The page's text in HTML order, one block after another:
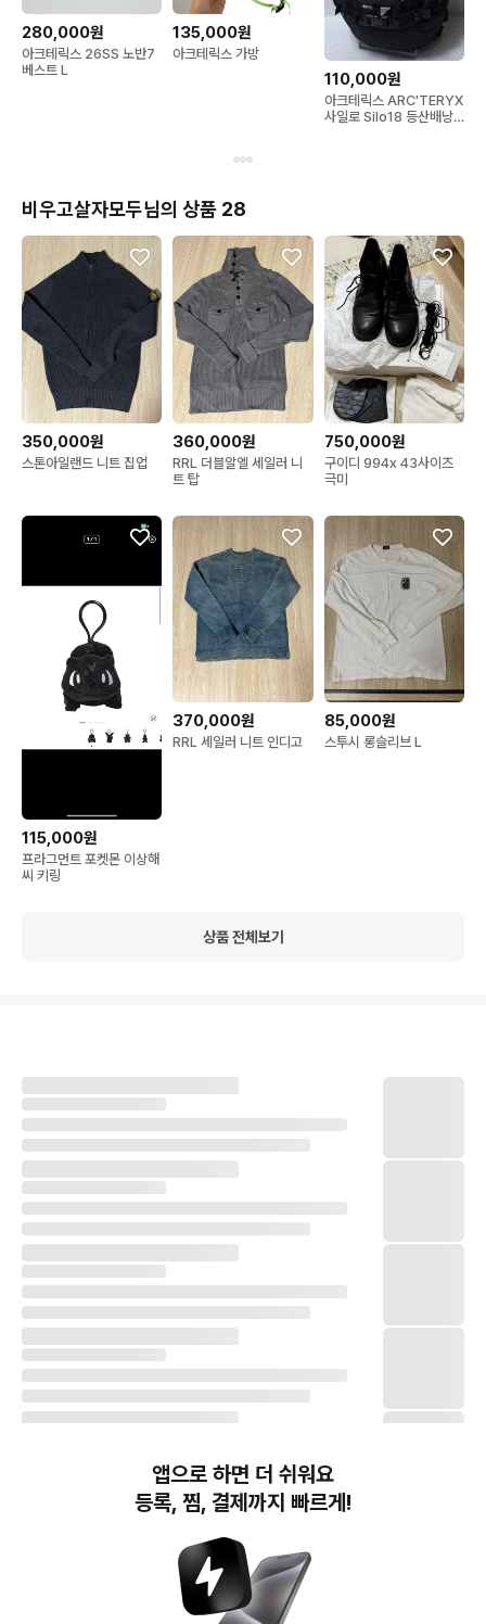
280,000원
아크테릭스 26SS 노반7
베스트 L
135,000원
아크테릭스 가방
110,000원
아크테릭스 ARC'TERYX
사일로 Silo18 등산배낭
비우고살자모두님의 상품 28
350,000원
스톤아일랜드 니트 집업
360,000원
RRL 더블알엘 세일러 니
트 탑
750,000원
구이디 994x 43사이즈
극미
115,000원
프라그먼트 포켓몬 이상해
씨 키링
370,000원
RRL 세일러 니트 인디고
85,000원
스투시 롱슬리브 L
상품 전체보기
번개장터(주) 사업자정보, 이용약관 및 기타 법적고지
번개장터㈜는 통신판매중개자이며, 통신판매의 당사자가 아닙니다. 전자상거래 등에서의
앱으로 하면 더 쉬워요
등록, 찜, 결제까지 빠르게!